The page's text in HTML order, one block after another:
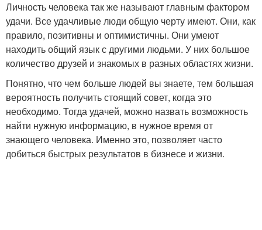
Личность человека так же называют главным фактором
удачи. Все удачливые люди общую черту имеют. Они, как
правило, позитивны и оптимистичны. Они умеют
находить общий язык с другими людьми. У них большое
количество друзей и знакомых в разных областях жизни.
Понятно, что чем больше людей вы знаете, тем большая
вероятность получить стоящий совет, когда это
необходимо. Тогда удачей, можно назвать возможность
найти нужную информацию, в нужное время от
знающего человека. Именно это, позволяет часто
добиться быстрых результатов в бизнесе и жизни.